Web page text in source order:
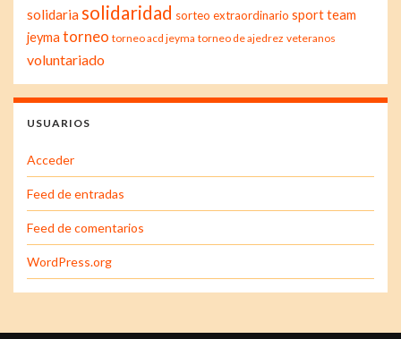
solidaria solidaridad sorteo extraordinario sport team
jeyma torneo torneo acd jeyma torneo de ajedrez veteranos
voluntariado
USUARIOS
Acceder
Feed de entradas
Feed de comentarios
WordPress.org